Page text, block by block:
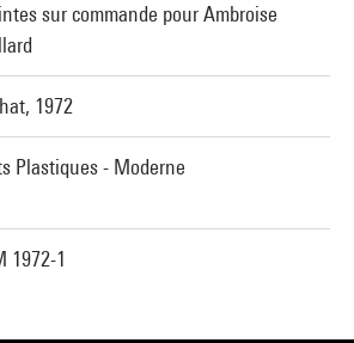
sur commande pour Ambroise
1972
Plastiques - Moderne
1972-1